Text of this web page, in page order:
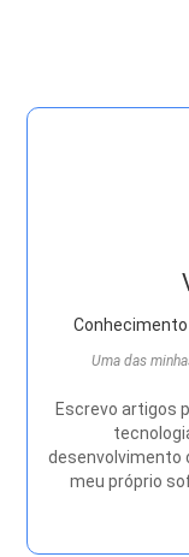
Uma das
Escrevo artigos
desenvolvimento
meu próprio